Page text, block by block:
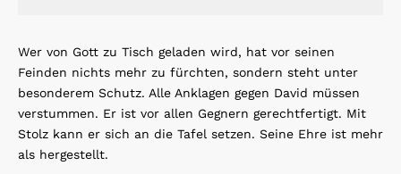
Wer von Gott zu Tisch geladen wird, hat vor seinen
Feinden nichts mehr zu fürchten, sondern steht unter
besonderem Schutz. Alle Anklagen gegen David müssen
verstummen. Er ist vor allen Gegnern gerechtfertigt. Mit
Stolz kann er sich an die Tafel setzen. Seine Ehre ist mehr
als hergestellt.